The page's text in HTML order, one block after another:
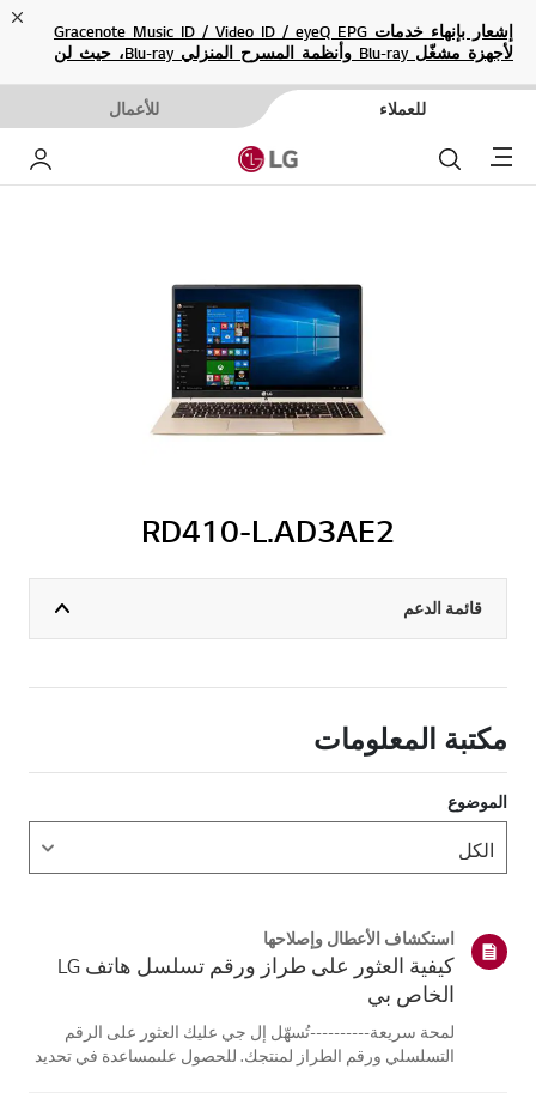
إشعار بإنهاء خدمات Gracenote Music ID / Video ID / eyeQ EPG
لأجهزة مشغّل Blu-ray وأنظمة المسرح المنزلي Blu-ray، حيث لن
للعملاء للأعمال
Menu بحث
RD410-L.AD3AE2
قائمة الدعم
مكتبة المعلومات
الموضوع
استكشاف الأعطال وإصلاحها
كيفية العثور على طراز ورقم تسلسل هاتف LG
الخاص بي
لمحة سريعة----------تُسهّل إل جي عليك العثور على الرقم
التسلسلي ورقم الطراز لمنتجك. للحصول علىمساعدة في تحديد